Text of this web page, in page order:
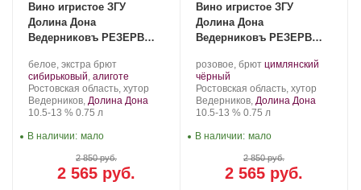
Вино игристое ЗГУ
Долина Дона
Ведерниковъ РЕЗЕРВ
2021
Производитель:
Ведерниковъ.
белое, экстра брют.
Сорт
винограда:
сибирьковый, алиготе
Регион:
Ростовская область, хутор
Ведерников, Долина Дона
Крепость
10.5-13 %. Объем
0.75 л
2 565 руб.
2 850 руб.
В наличии: мало
Вино игристое ЗГУ
Долина Дона
Ведерниковъ РЕЗЕРВ
2022
Производитель:
Ведерниковъ.
розовое, брют .
винограда:
цимлянский
чёрный
Регион:
Ростовская область, хутор
Ведерников, Долина Дона
Крепость
10.5-13 %. Объем
0.75 л
2 565 руб.
2 850 руб.
В наличии: мало